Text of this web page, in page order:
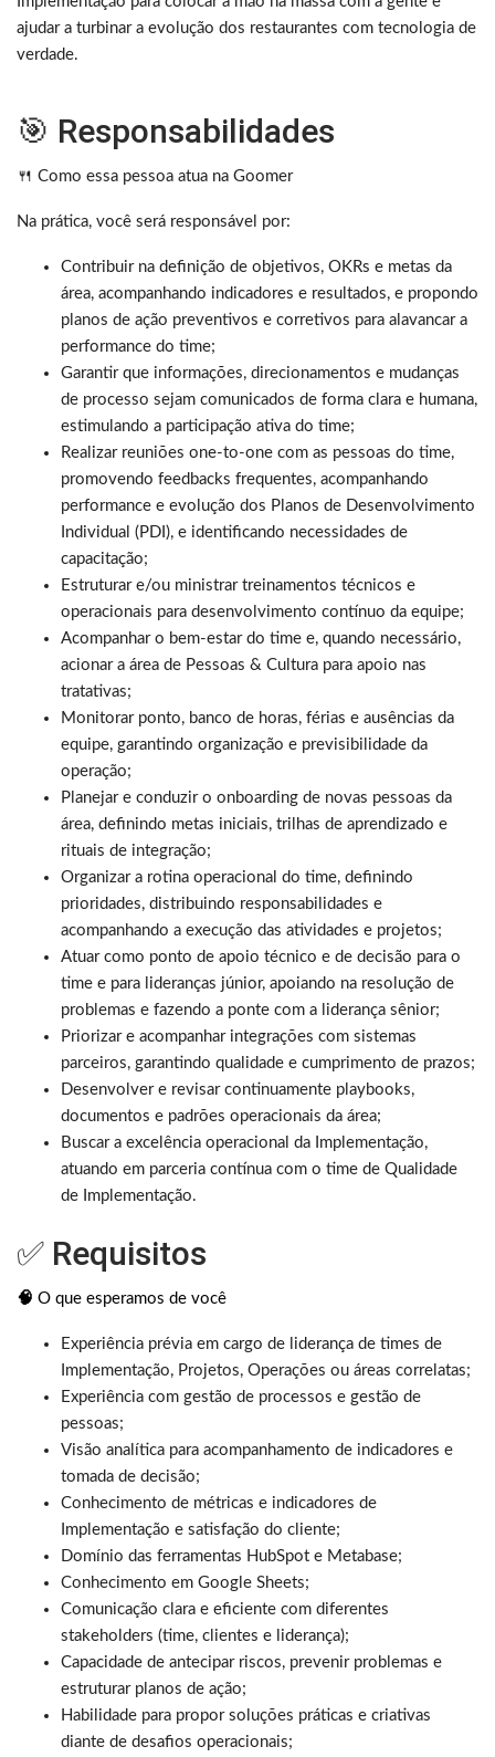
ajudar a turbinar a evolução dos restaurantes com tecnologia de
verdade.
🎯 Responsabilidades
🍴 Como essa pessoa atua na Goomer
Na prática, você será responsável por:
Contribuir na definição de objetivos, OKRs e metas da
área, acompanhando indicadores e resultados, e propondo
planos de ação preventivos e corretivos para alavancar a
performance do time;
Garantir que informações, direcionamentos e mudanças
de processo sejam comunicados de forma clara e humana,
estimulando a participação ativa do time;
Realizar reuniões one-to-one com as pessoas do time,
promovendo feedbacks frequentes, acompanhando
performance e evolução dos Planos de Desenvolvimento
Individual (PDI), e identificando necessidades de
capacitação;
Estruturar e/ou ministrar treinamentos técnicos e
operacionais para desenvolvimento contínuo da equipe;
Acompanhar o bem-estar do time e, quando necessário,
acionar a área de Pessoas & Cultura para apoio nas
tratativas;
Monitorar ponto, banco de horas, férias e ausências da
equipe, garantindo organização e previsibilidade da
operação;
Planejar e conduzir o onboarding de novas pessoas da
área, definindo metas iniciais, trilhas de aprendizado e
rituais de integração;
Organizar a rotina operacional do time, definindo
prioridades, distribuindo responsabilidades e
acompanhando a execução das atividades e projetos;
Atuar como ponto de apoio técnico e de decisão para o
time e para lideranças júnior, apoiando na resolução de
problemas e fazendo a ponte com a liderança sênior;
Priorizar e acompanhar integrações com sistemas
parceiros, garantindo qualidade e cumprimento de prazos;
Desenvolver e revisar continuamente playbooks,
documentos e padrões operacionais da área;
Buscar a excelência operacional da Implementação,
atuando em parceria contínua com o time de Qualidade
de Implementação.
✅ Requisitos
🧠 O que esperamos de você
Experiência prévia em cargo de liderança de times de
Implementação, Projetos, Operações ou áreas correlatas;
Experiência com gestão de processos e gestão de
pessoas;
Visão analítica para acompanhamento de indicadores e
tomada de decisão;
Conhecimento de métricas e indicadores de
Implementação e satisfação do cliente;
Domínio das ferramentas HubSpot e Metabase;
Conhecimento em Google Sheets;
Comunicação clara e eficiente com diferentes
stakeholders (time, clientes e liderança);
Capacidade de antecipar riscos, prevenir problemas e
estruturar planos de ação;
Habilidade para propor soluções práticas e criativas
diante de desafios operacionais;